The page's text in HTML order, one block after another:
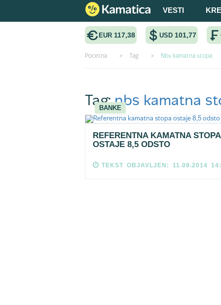
VESTI
EUR 117,38 USD 101,77
Pocetna > Tag > Nbs kamatna stopa
Tag:nbs kamatna
BANKE
REFERENTNA KAMATNA STOPA
OSTAJE 8,5 ODSTO
TEKST OBJAVLJEN: 11.09.2014